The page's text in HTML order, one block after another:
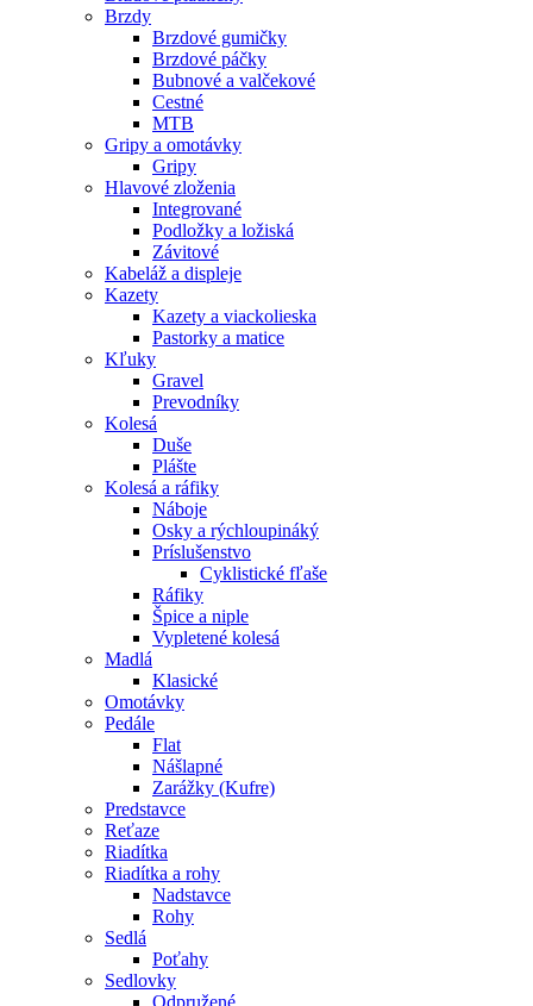
Brzdy
Brzdové gumičky
Brzdové páčky
Bubnové a valčekové
Cestné
MTB
Gripy a omotávky
Gripy
Hlavové zloženia
Integrované
Podložky a ložiská
Závitové
Kabeláž a displeje
Kazety
Kazety a viackolieska
Pastorky a matice
Kľuky
Gravel
Prevodníky
Kolesá
Duše
Plášte
Kolesá a ráfiky
Náboje
Osky a rýchloupináký
Príslušenstvo
Cyklistické fľaše
Ráfiky
Špice a niple
Vypletené kolesá
Madlá
Klasické
Omotávky
Pedále
Flat
Nášlapné
Zarážky (Kufre)
Predstavce
Reťaze
Riadítka
Riadítka a rohy
Nadstavce
Rohy
Sedlá
Poťahy
Sedlovky